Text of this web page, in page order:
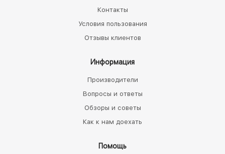
Контакты
Условия пользования
Отзывы клиентов
Информация
Производители
Вопросы и ответы
Обзоры и советы
Как к нам доехать
Помощь